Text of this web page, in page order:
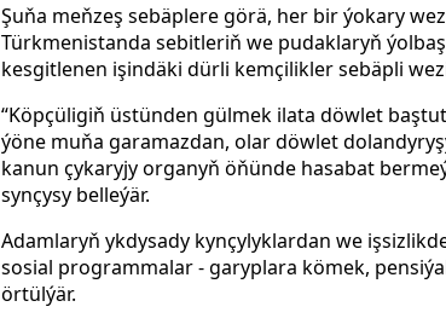
Şuňa meňzeş sebäplere görä, her bir ýokary
Türkmenistanda sebitleriň we pudaklaryň
kesgitlenen işindäki dürli kemçilikler sebäpli
“Köpçüligiň üstünden gülmek ilata döwlet
ýöne muňa garamazdan, olar döwlet
kanun çykaryjy organyň öňünde hasabat
synçysy belleýär.
Adamlaryň ykdysady kynçylyklardan we
sosial programmalar - garyplara kömek,
örtülýär.